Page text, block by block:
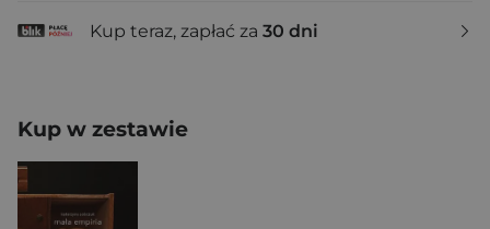
Kup teraz, zapłać za 30 dni
Kup w zestawie